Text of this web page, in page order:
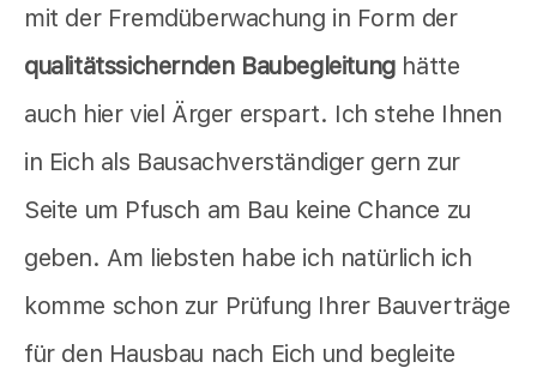
mit der Fremdüberwachung in Form der
qualitätssichernden Baubegleitunghätte
auch hier viel Ärger erspart. Ich stehe Ihnen
in Eich als Bausachverständiger gern zur
Seite um Pfusch am Bau keine Chance zu
geben. Am liebsten habe ich natürlich ich
komme schon zur Prüfung Ihrer Bauverträge
für den Hausbau nach Eich und begleite